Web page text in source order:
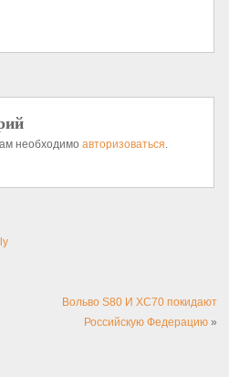
необходимоавторизоваться
Вольво S80 И XC70 покидают
Российскую Федерацию»